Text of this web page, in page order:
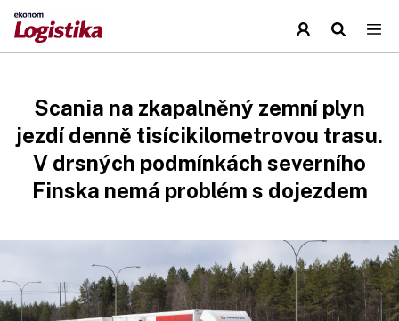
Scania na zkapalněný zemní plyn
jezdí denně tisícikilometrovou trasu.
V drsných podmínkách severního
Finska nemá problém s dojezdem